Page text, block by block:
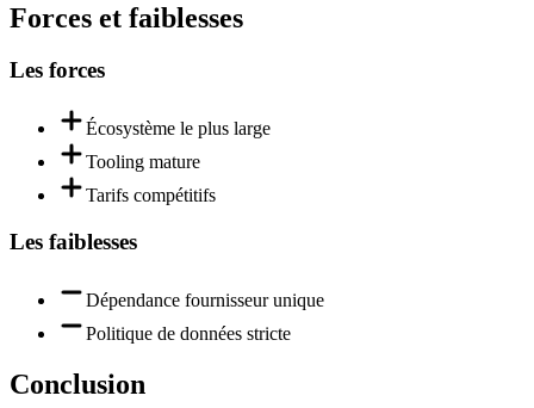
Forces et faiblesses
Les forces
Écosystème le plus large
Tooling mature
Tarifs compétitifs
Les faiblesses
Dépendance fournisseur unique
Politique de données stricte
Conclusion